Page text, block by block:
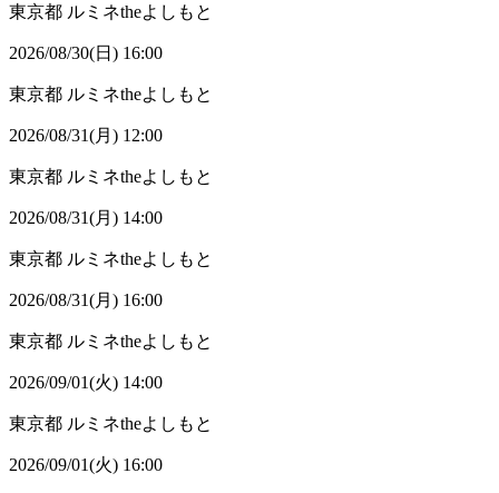
東京都 ルミネtheよしもと
2026/08/30(日) 16:00
東京都 ルミネtheよしもと
2026/08/31(月) 12:00
東京都 ルミネtheよしもと
2026/08/31(月) 14:00
東京都 ルミネtheよしもと
2026/08/31(月) 16:00
東京都 ルミネtheよしもと
2026/09/01(火) 14:00
東京都 ルミネtheよしもと
2026/09/01(火) 16:00